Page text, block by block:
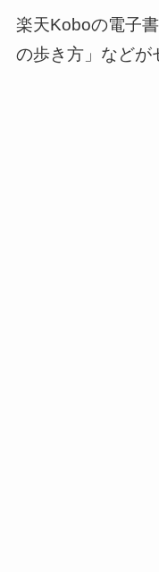
楽天Koboの電子
の歩き方」などが